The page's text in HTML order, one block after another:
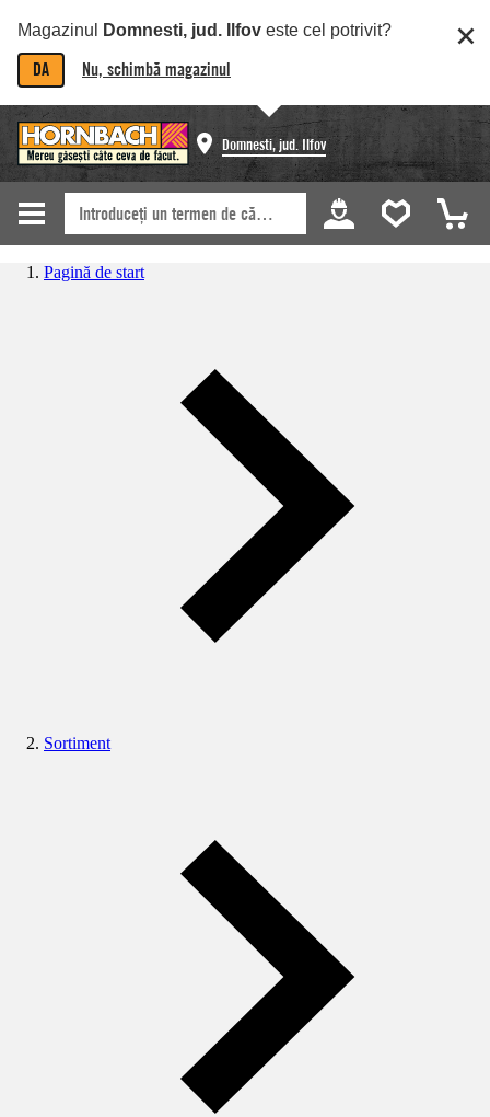
Magazinul Domnesti, jud. Ilfov este cel potrivit?
DA Nu, schimbă magazinul
Domnesti, jud. Ilfov
Pagină de start
Sortiment